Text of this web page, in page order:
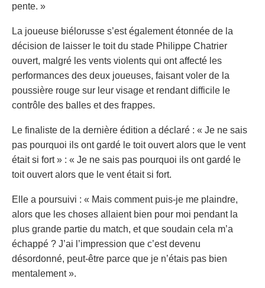
pente. »
La joueuse biélorusse s’est également étonnée de la
décision de laisser le toit du stade Philippe Chatrier
ouvert, malgré les vents violents qui ont affecté les
performances des deux joueuses, faisant voler de la
poussière rouge sur leur visage et rendant difficile le
contrôle des balles et des frappes.
Le finaliste de la dernière édition a déclaré : « Je ne sais
pas pourquoi ils ont gardé le toit ouvert alors que le vent
était si fort » : « Je ne sais pas pourquoi ils ont gardé le
toit ouvert alors que le vent était si fort.
Elle a poursuivi : « Mais comment puis-je me plaindre,
alors que les choses allaient bien pour moi pendant la
plus grande partie du match, et que soudain cela m’a
échappé ? J’ai l’impression que c’est devenu
désordonné, peut-être parce que je n’étais pas bien
mentalement ».